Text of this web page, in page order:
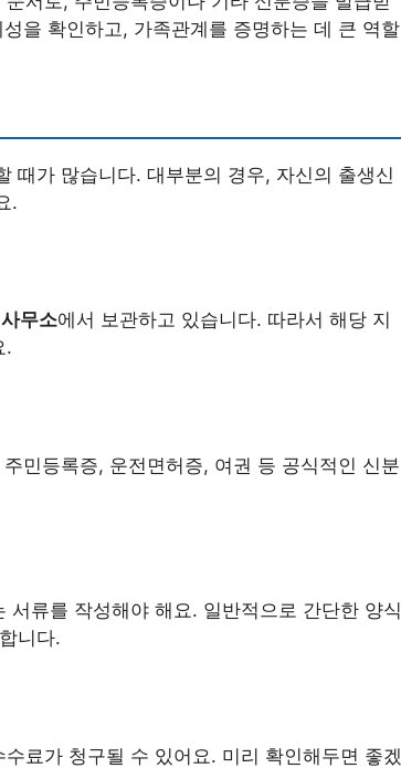
을 확인하고, 가족관계를 증명하는 데 큰 역할
때가 많습니다. 대부분의 경우, 자신의 출생신
.
무소에서 보관하고 있습니다. 따라서 해당 지
.
민등록증, 운전면허증, 여권 등 공식적인 신분
류를 작성해야 해요. 일반적으로 간단한 양식
니다.
료가 청구될 수 있어요. 미리 확인해두면 좋겠